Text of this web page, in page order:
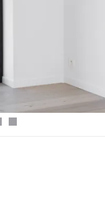
2